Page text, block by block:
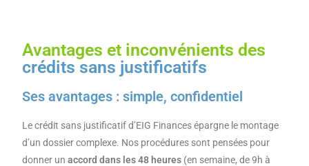
Avantages et inconvénients des
crédits sans justificatifs
Ses avantages : simple, confidentiel
Le crédit sans justificatif d’EIG Finances épargne le montage
d’un dossier complexe. Nos procédures sont pensées pour
donner unaccord dans les 48 heures (en semaine, de 9h à